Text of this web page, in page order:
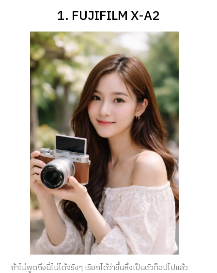
1. FUJIFILM X-A2
ถ้าไม่พูดถึงนี่ไม่ได้จริงๆ เรียกได้ว่าขึ้นหิ้งเป็นตัวท็อปไปแล้ว